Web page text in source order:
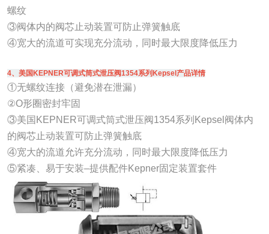
螺纹
③阀体内的阀芯止动装置可防止弹簧触底
④宽大的流道可实现充分流动，同时最大限度降低压力
4、美国KEPNER可调式筒式泄压阀1354系列Kepsel产品详情
①无螺纹连接（避免潜在泄漏）
②O形圈密封牢固
③美国KEPNER可调式筒式泄压阀1354系列Kepsel阀体内
的阀芯止动装置可防止弹簧触底
④宽大的流道允许充分流动，同时最大限度降低压力
⑤紧凑、易于安装–提供配件Kepner固定装置套件